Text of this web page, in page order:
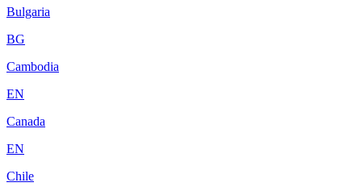
Bulgaria
BG
Cambodia
EN
Canada
EN
Chile